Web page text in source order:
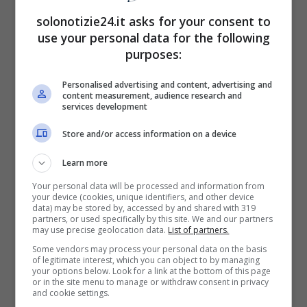
Proprio oggi Diego Junior è statodimesso
dall’ospedale Cotugno dove era ricoverato
per le complicanze da Covid.Non c’è stato
solonotizie24.it asks for your consent to
use your personal data for the following
purposes:
Personalised advertising and content, advertising and
content measurement, audience research and
services development
Store and/or access information on a device
Learn more
Your personal data will be processed and information from
your device (cookies, unique identifiers, and other device
data) may be stored by, accessed by and shared with 319
partners, or used specifically by this site. We and our partners
may use precise geolocation data. List of partners.
Some vendors may process your personal data on the basis
of legitimate interest, which you can object to by managing
your options below. Look for a link at the bottom of this page
or in the site menu to manage or withdraw consent in privacy
and cookie settings.